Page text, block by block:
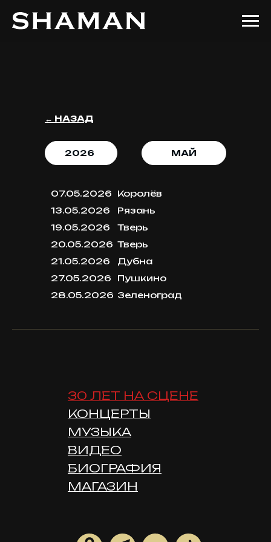
МАЙ
2026
← НАЗАД
07.05.2026
13.05.2026
19.05.2026
20.05.2026
21.05.2026
27.05.2026
28.05.2026
Королёв
Рязань
Тверь
Тверь
Дубна
Пушкино
Зеленоград
30 ЛЕТ НА СЦЕНЕ
КОНЦЕРТЫ